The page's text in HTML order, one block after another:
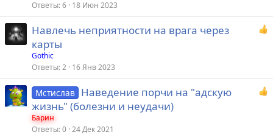
Ответы 6 18 Июн 2023
Навлечь неприятности на врага через
карты
Gothic
Ответы 2 16 Янв 2023
Мстислав Наведение порчи на "адскую
жизнь" (болезни и неудачи)
Барин
Ответы 0 24 Дек 2021